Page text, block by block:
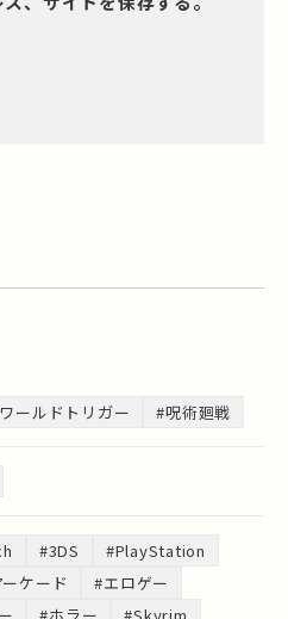
ールドトリガー #呪術廻戦
#3DS
#PlayStation
ケード
#エロゲー